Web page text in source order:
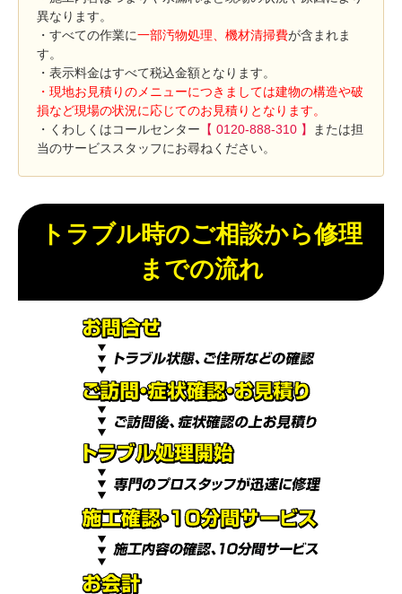
異なります。
・すべての作業に一部汚物処理、機材清掃費が含まれま
す。
・表示料金はすべて税込金額となります。
・現地お見積りのメニューにつきましては建物の構造や破
損など現場の状況に応じてのお見積りとなります。
・くわしくはコールセンター 【 0120-888-310 】
または担
当のサービススタッフにお尋ねください。
トラブル時のご相談から修理
までの流れ